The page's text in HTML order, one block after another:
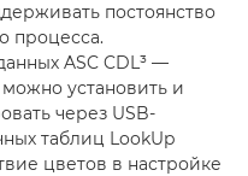
постоянство
процесса.
ASC CDL³ —
установить и
через USB-
таблиц LookUp
цветов в настройке